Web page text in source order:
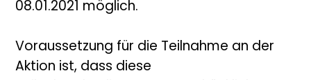
08.01.2021 möglich.
Voraussetzung für die Teilnahme an der
Aktion ist, dass diese